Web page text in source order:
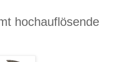
hochauflösende